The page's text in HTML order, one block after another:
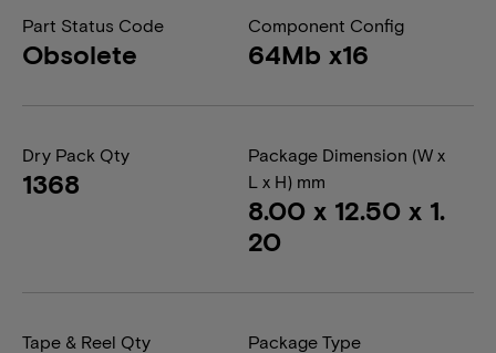
Part Status Code
Obsolete
Component Config
64Mb x16
Dry Pack Qty
1368
Package Dimension (W x
L x H) mm
8.00 x 12.50 x 1.
20
Tape & Reel Qty Package Type